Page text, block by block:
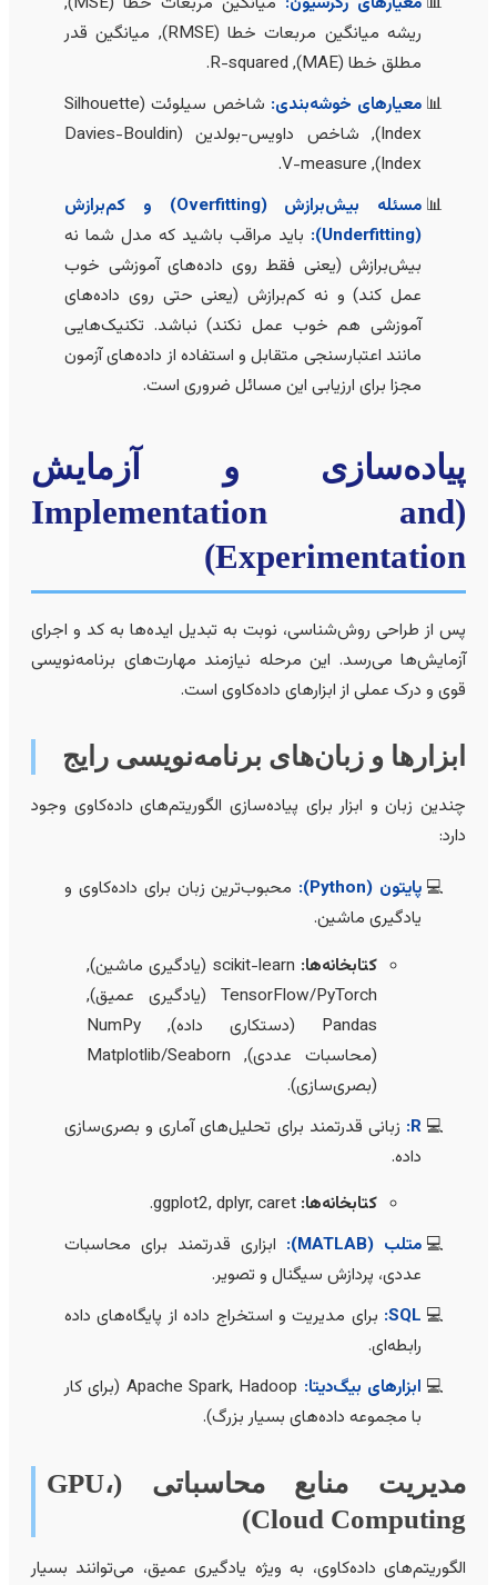
ریشه میانگین مربعات خطا (RMSE), میانگین قدر
مطلق خطا (MAE), R-squared.
معیارهای خوشه‌بندی:
شاخص سیلوئت (Silhouette
Index), شاخص داویس-بولدین (Davies-Bouldin
Index), V-measure.
مسئله بیش‌برازش (Overfitting) و کم‌برازش
باید مراقب باشید که مدل شما نه
بیش‌برازش (یعنی فقط روی داده‌های آموزشی خوب
عمل کند) و نه کم‌برازش (یعنی حتی روی داده‌های
آموزشی هم خوب عمل نکند) نباشد. تکنیک‌هایی
مانند اعتبار‌سنجی متقابل و استفاده از داده‌های آزمون
مجزا برای ارزیابی این مسائل ضروری است.
و آزمایش
(Implementation and
از طراحی روش‌شناسی، نوبت به تبدیل ایده‌ها به کد و اجرای
می‌رسد. این مرحله نیازمند مهارت‌های برنامه‌نویسی
و درک عملی از ابزارهای داده‌کاوی است.
و زبان‌های برنامه‌نویسی رایج
زبان و ابزار برای پیاده‌سازی الگوریتم‌های داده‌کاوی وجود
پایتون (Python):
محبوب‌ترین زبان برای داده‌کاوی و
یادگیری ماشین.
کتابخانه‌ها:
scikit-learn (یادگیری ماشین),
TensorFlow/PyTorch (یادگیری عمیق),
Pandas (دستکاری داده), NumPy
(محاسبات عددی), Matplotlib/Seaborn
(بصری‌سازی).
زبانی قدرتمند برای تحلیل‌های آماری و بصری‌سازی
کتابخانه‌ها:ggplot2, dplyr, caret.
متلب (MATLAB):
ابزاری قدرتمند برای محاسبات
عددی، پردازش سیگنال و تصویر.
SQL: برای مدیریت و استخراج داده از پایگاه‌های داده
رابطه‌ای.
ابزارهای بیگ‌دیتا:
Apache Spark, Hadoop (برای کار
با مجموعه‌ داده‌های بسیار بزرگ).
مدیریت منابع محاسباتی (GPU،
Cloud
داده‌کاوی، به ویژه یادگیری عمیق، می‌توانند بسیار